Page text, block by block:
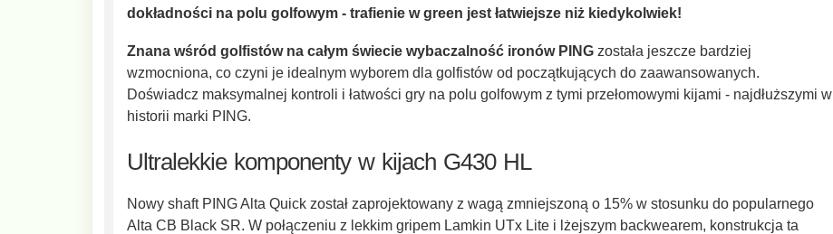
dokładności na polu golfowym - trafienie w green jest łatwiejsze niż kiedykolwiek!
Znana wśród golfistów na całym świecie wybaczalność ironów PING została jeszcze bardziej
wzmocniona, co czyni je idealnym wyborem dla golfistów od początkujących do zaawansowanych.
Doświadcz maksymalnej kontroli i łatwości gry na polu golfowym z tymi przełomowymi kijami - najdłuższymi w
historii marki PING.
Ultralekkie komponenty w kijach G430 HL
Nowy shaft PING Alta Quick został zaprojektowany z wagą zmniejszoną o 15% w stosunku do popularnego
Alta CB Black SR. W połączeniu z lekkim gripem Lamkin UTx Lite i lżejszym backwearem, konstrukcja ta